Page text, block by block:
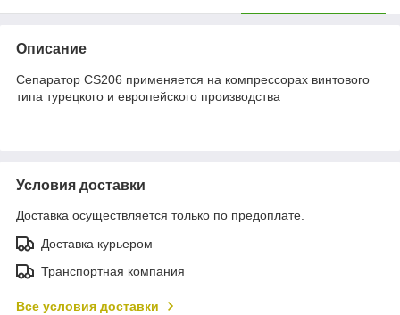
Описание
Сепаратор CS206 применяется на компрессорах винтового
типа турецкого и европейского производства
Условия доставки
Доставка осуществляется только по предоплате.
Доставка курьером
Транспортная компания
Все условия доставки